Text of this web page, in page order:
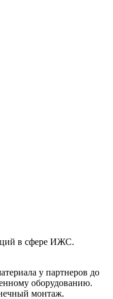
в сфере ИЖС.
у партнеров до
оборудованию.
монтаж.